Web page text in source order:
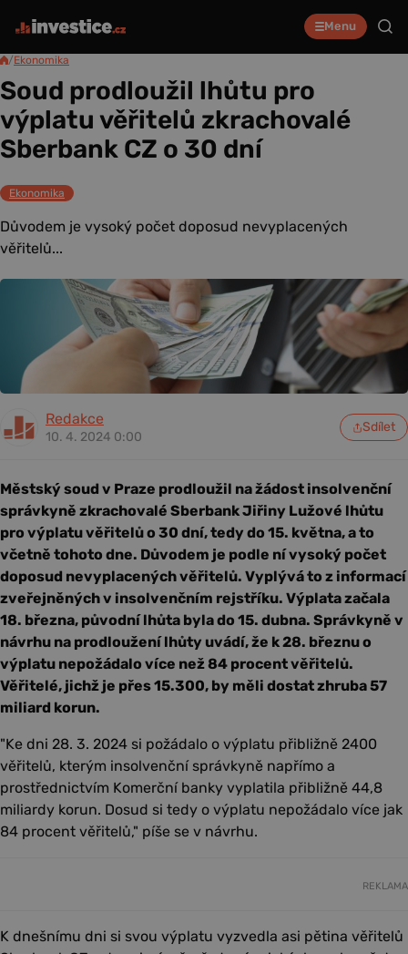
Menu
/Ekonomika
Soud prodloužil lhůtu pro
výplatu věřitelů zkrachovalé
Sberbank CZ o 30 dní
Ekonomika
Důvodem je vysoký počet doposud nevyplacených
věřitelů...
Redakce
10. 4. 2024 0:00
Sdílet
Městský soud v Praze prodloužil na žádost insolvenční
správkyně zkrachovalé Sberbank Jiřiny Lužové lhůtu
pro výplatu věřitelů o 30 dní, tedy do 15. května, a to
včetně tohoto dne. Důvodem je podle ní vysoký počet
doposud nevyplacených věřitelů. Vyplývá to z informací
zveřejněných v insolvenčním rejstříku. Výplata začala
18. března, původní lhůta byla do 15. dubna. Správkyně v
návrhu na prodloužení lhůty uvádí, že k 28. březnu o
výplatu nepožádalo více než 84 procent věřitelů.
Věřitelé, jichž je přes 15.300, by měli dostat zhruba 57
miliard korun.
"Ke dni 28. 3. 2024 si požádalo o výplatu přibližně 2400
věřitelů, kterým insolvenční správkyně napřímo a
prostřednictvím Komerční banky vyplatila přibližně 44,8
miliardy korun. Dosud si tedy o výplatu nepožádalo více jak
84 procent věřitelů," píše se v návrhu.
REKLAMA
K dnešnímu dni si svou výplatu vyzvedla asi pětina věřitelů